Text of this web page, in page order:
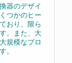
器のデザイ
つかのヒー
おり、限ら
。また、大
規模なプロ
。